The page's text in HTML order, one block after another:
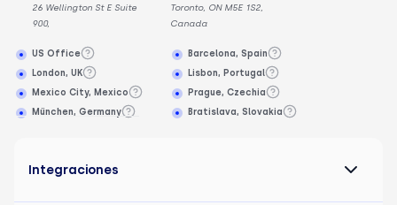
26 Wellington St E Suite
900,
Toronto, ON M5E 1S2,
Canada
US Office
London, UK
Mexico City, Mexico
München, Germany
Barcelona, Spain
Lisbon, Portugal
Prague, Czechia
Bratislava, Slovakia
Integraciones